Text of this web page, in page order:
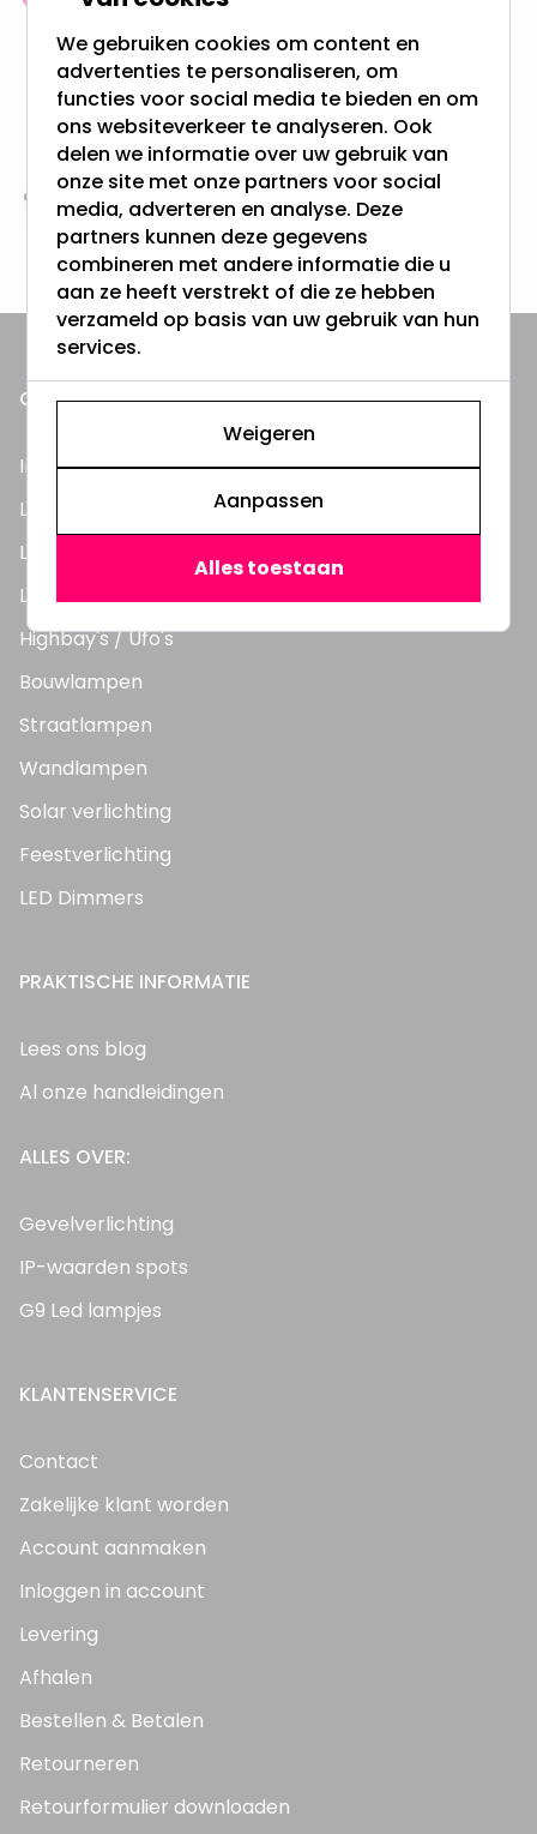
Gratis verzending + snel geleverd
Vanaf EUR100,- naar NL & BE
& 100 dagen recht op retour
Altijd uit eigen voorraad
3000m2 - 60.000+ Producten
ONZE PRODUCTEN
Inbouwspots
LED Lampen
LED TL Buizen
LED Panelen
Highbay's / Ufo's
Bouwlampen
Straatlampen
Wandlampen
Solar verlichting
Feestverlichting
LED Dimmers
PRAKTISCHE INFORMATIE
Lees ons blog
Al onze handleidingen
ALLES OVER:
Gevelverlichting
IP-waarden spots
G9 Led lampjes
KLANTENSERVICE
Contact
Zakelijke klant worden
Account aanmaken
Inloggen in account
Levering
Afhalen
Bestellen & Betalen
Retourneren
Retourformulier downloaden
We gebruiken cookies om content en
advertenties te personaliseren, om
functies voor social media te bieden en om
ons websiteverkeer te analyseren. Ook
delen we informatie over uw gebruik van
onze site met onze partners voor social
media, adverteren en analyse. Deze
partners kunnen deze gegevens
combineren met andere informatie die u
aan ze heeft verstrekt of die ze hebben
verzameld op basis van uw gebruik van hun
services.
Weigeren
Aanpassen
Alles toestaan